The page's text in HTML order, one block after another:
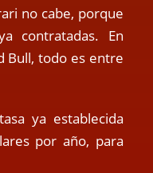
no cabe, porque
contratadas. En
Bull, todo es entre
ya establecida
por año, para